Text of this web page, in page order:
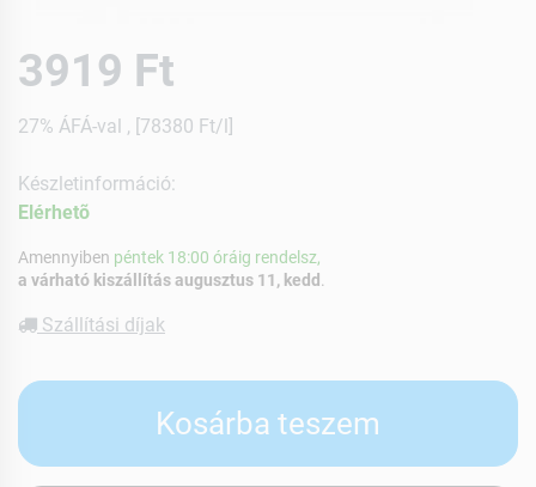
3919 Ft
27% ÁFÁ-val , [78380 Ft/l]
Készletinformáció:
Elérhetõ
Amennyiben péntek 18:00 óráig rendelsz,
a várható kiszállítás augusztus 11, kedd
Szállítási díjak
Kosárba teszem